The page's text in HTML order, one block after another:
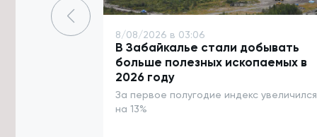
7/08/2026 в 16:07
Улицу в Чите перекроют до 12
августа из-за аварийной ситуации
7/08/2026 в 16:03
Подготовку к безопасному
проведению Единого дня
8/08/2026 в 03:06
В Забайкалье стали добывать
больше полезных ископаемых в
2026 году
За первое полугодие индекс увеличился
на 13%